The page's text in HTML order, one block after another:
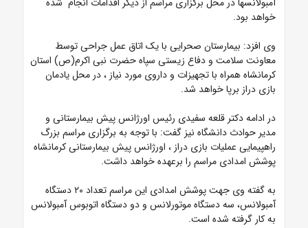
خواهد بود.
وی افزد: بیمارستان صحرایی با یک اتاق عمل جراحی توسط
معاونت سلامت و دفاع زیستی سپاه حضرت نبی اکرم(ص) استان
کرمانشاه همراه با تجهیزات و داروی مورد نیاز ، در محل یادمان
بازی دراز برپا خواهد شد.
در ادامه دکتر قلعه سفیدی رئیس اورژانس پیش بیمارستانی و
مدیر حوادث دانشگاه نیز گفت: با توجه به برگزاری مراسم بزرگ
راهپیمایی عملیات بازی دراز ، اورژانس پیش بیمارستانی کرمانشاه
پوشش امدادی مراسم را برعهده خواهد داشت.
به گفته وی جهت پوشش امدادی این مراسم تعداد ۲۰ دستگاه
آمبولانس، سه دستگاه موتورلانس و دو دستگاه اتوبوس آمبولانس
به کار گرفته شده است.